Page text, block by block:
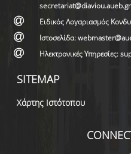
secretariat@diaviou.aueb.gr
Ειδικός Λογαριασμός
Ιστοσελίδα:
Ηλεκτρονικές Υπηρεσίες:
SITEMAP
Χάρτης Ιστότοπου